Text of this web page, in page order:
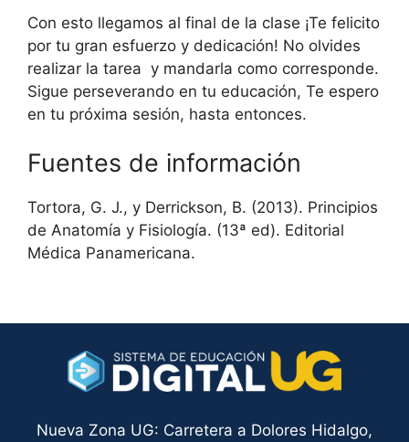
Con esto llegamos al final de la clase ¡Te felicito
por tu gran esfuerzo y dedicación! No olvides
realizar la tarea y mandarla como corresponde.
Sigue perseverando en tu educación, Te espero
en tu próxima sesión, hasta entonces.
Fuentes de información
Tortora, G. J., y Derrickson, B. (2013). Principios
de Anatomía y Fisiología. (13ª ed). Editorial
Médica Panamericana.
Nueva Zona UG: Carretera a Dolores Hidalgo,